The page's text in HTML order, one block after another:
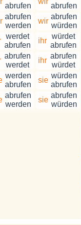
abrufen
abrufen
werden
werdet
abrufen
abrufen
werdet
werden
abrufen
abrufen
werden
abrufen
wir
abrufen
würden
ihr
würdet
abrufen
ihr
abrufen
würdet
sie
würden
abrufen
sie
abrufen
würden